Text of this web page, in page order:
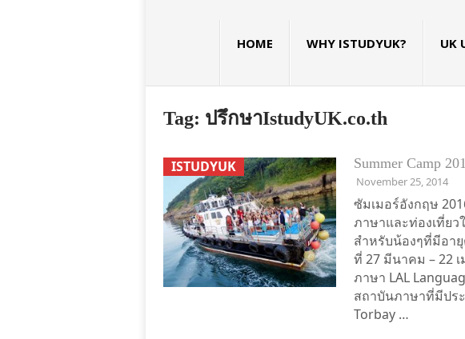
HOME WHY ISTUDYUK? UK
Tag: ปรึกษาIstudyUK.co.th
ISTUDYUK Summer Camp
November 25, 2014
ซัมเมอร์อังกฤษ
ภาษาและท่องเที่ยว
สำหรับน้องๆที่มีอา
ที่ 27 มีนาคม – 22
ภาษา LAL
สถาบันภาษาที่มีปร
Torbay …